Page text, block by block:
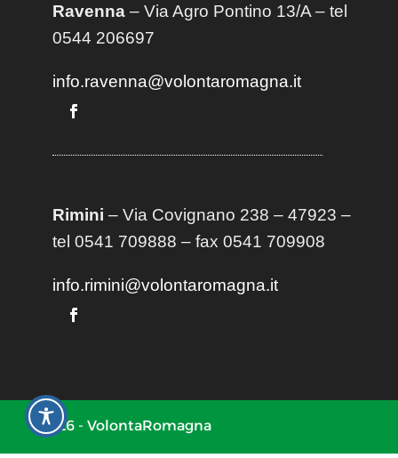
Ravenna– Via Agro Pontino 13/A– tel
0544 206697
info.ravenna@volontaromagna.it
Rimini – Via Covignano 238 – 47923 –
tel 0541 709888 – fax 0541 709908
info.rimini@volontaromagna.it
2026 - VolontaRomagna